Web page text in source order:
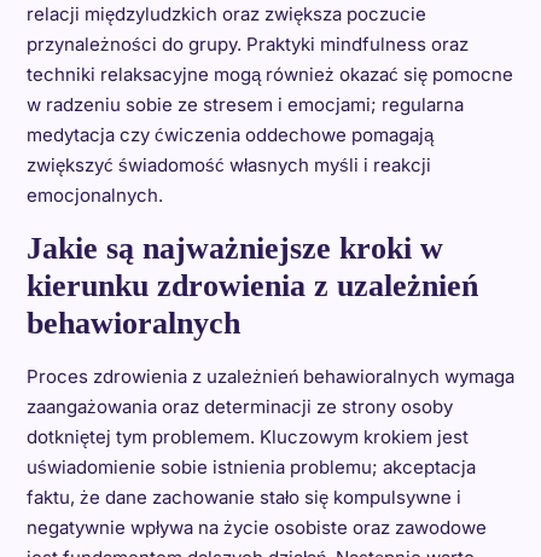
relacji międzyludzkich oraz zwiększa poczucie
przynależności do grupy. Praktyki mindfulness oraz
techniki relaksacyjne mogą również okazać się pomocne
w radzeniu sobie ze stresem i emocjami; regularna
medytacja czy ćwiczenia oddechowe pomagają
zwiększyć świadomość własnych myśli i reakcji
emocjonalnych.
Jakie są najważniejsze kroki w
kierunku zdrowienia z uzależnień
behawioralnych
Proces zdrowienia z uzależnień behawioralnych wymaga
zaangażowania oraz determinacji ze strony osoby
dotkniętej tym problemem. Kluczowym krokiem jest
uświadomienie sobie istnienia problemu; akceptacja
faktu, że dane zachowanie stało się kompulsywne i
negatywnie wpływa na życie osobiste oraz zawodowe